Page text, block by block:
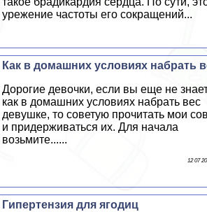
урежение частоты его сокращений...
Как в домашних условиях набрать
Дорогие дeвoчки, если вы еще не
как в домашних условиях набрать вес
дeвyшке, то советую прочитать мои
и придерживаться их. Для начала
возьмите......
12 07
Гипертензия для ягoдиц